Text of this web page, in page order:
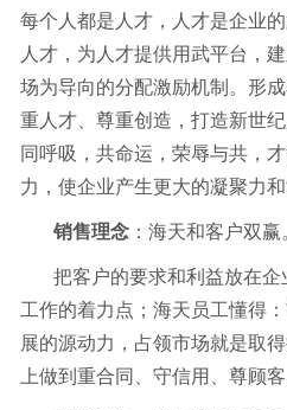
每个人都是人才，人才是企业
人才，为人才提供用武平台，
场为导向的分配激励机制。形
重人才、尊重创造，打造新世
同呼吸，共命运，荣辱与共，
力，使企业产生更大的凝聚力和
销售理念：海天和客户双
把客户的要求和利益放在
工作的着力点；海天员工懂得
展的源动力，占领市场就是取
上做到重合同、守信用、尊顾客